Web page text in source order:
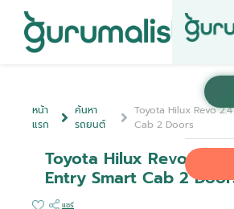
หน้า
แรก
ค้นหา
รถยนต์
Toyota Hilux Revo
Cab 2 Doors
Toyota Hilux Revo 2.4
Entry Smart Cab 2
แชร์